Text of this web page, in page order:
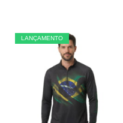
LANÇAMENTO